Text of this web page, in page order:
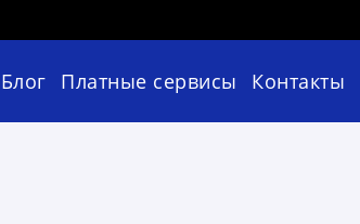
Блог Платные сервисы Контакты